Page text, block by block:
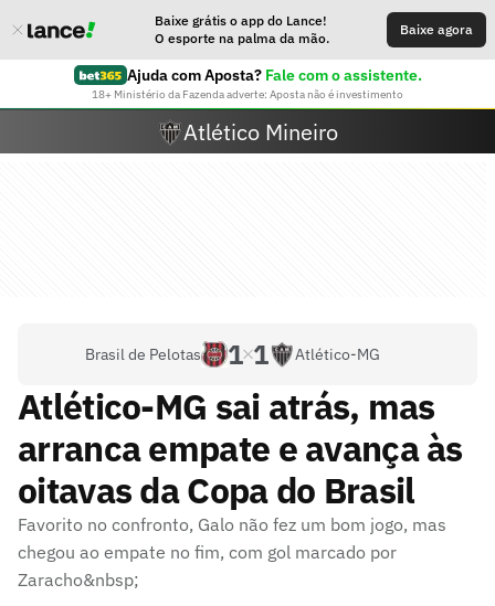
Baixe grátis o app do Lance!
O esporte na palma da mão.
Baixe agora
Ajuda com Aposta? Fale com o assistente.
18+ Ministério da Fazenda adverte: Aposta não é investimento
Atlético Mineiro
Brasil de Pelotas 1 1 Atlético-MG
Atlético-MG sai atrás, mas
arranca empate e avança às
oitavas da Copa do Brasil
Favorito no confronto, Galo não fez um bom jogo, mas
chegou ao empate no fim, com gol marcado por
Zaracho&nbsp;